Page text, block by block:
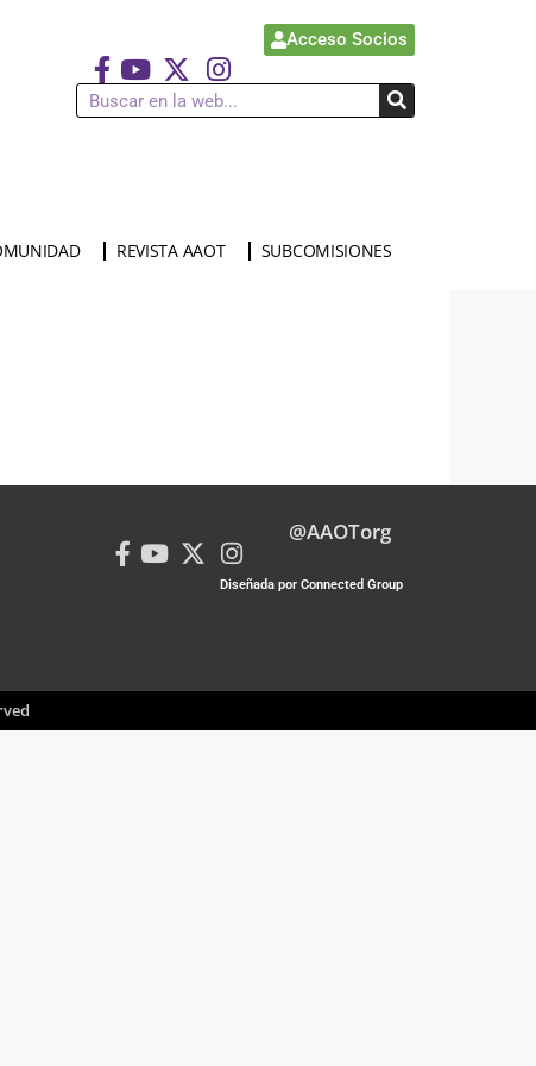
Acceso Socios
REVISTA AAOT SUBCOMISIONES
@AAOTorg
Diseñada por Connected Group